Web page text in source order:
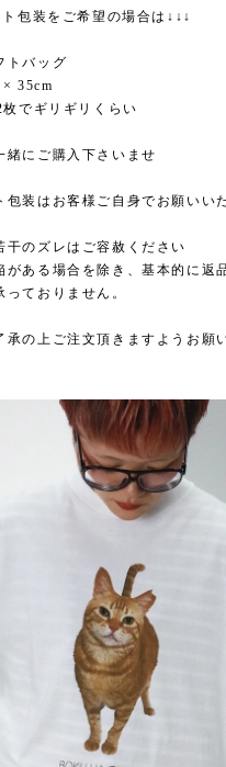
包装をご希望の場合は↓↓↓
トバッグ
35cm
でギリギリくらい
緒にご購入下さいませ
装はお客様ご自身でお願いい
のズレはご容赦ください
ある場合を除き、基本的に返
っておりません。
承の上ご注文頂きますようお願